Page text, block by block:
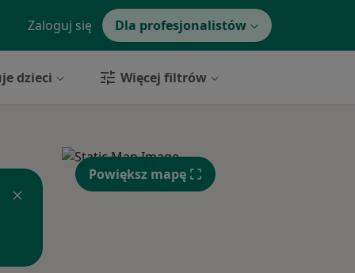
Zaloguj się Dla profesjonalistów
dzieci Więcej filtrów
Powiększ mapę